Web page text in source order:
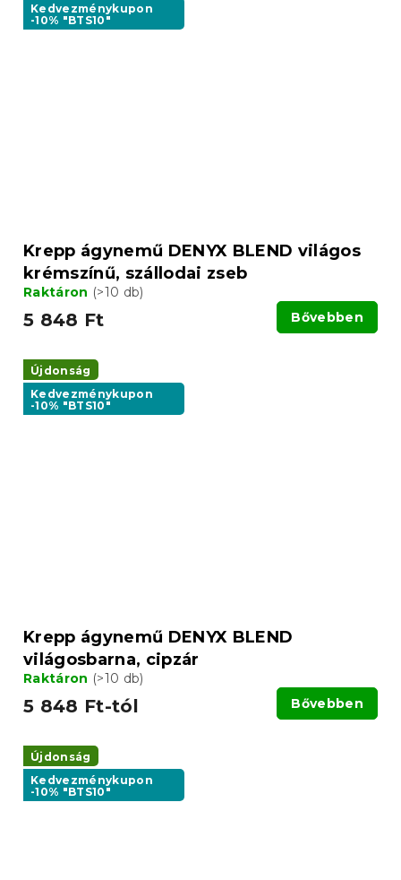
Kedvezménykupon
-10% "BTS10"
Krepp ágynemű DENYX BLEND világos
krémszínű, szállodai zseb
Raktáron (>10 db)
5 848 Ft Bővebben
Újdonság
Kedvezménykupon
-10% "BTS10"
Krepp ágynemű DENYX BLEND
világosbarna, cipzár
Raktáron (>10 db)
5 848 Ft-tól Bővebben
Újdonság
Kedvezménykupon
-10% "BTS10"